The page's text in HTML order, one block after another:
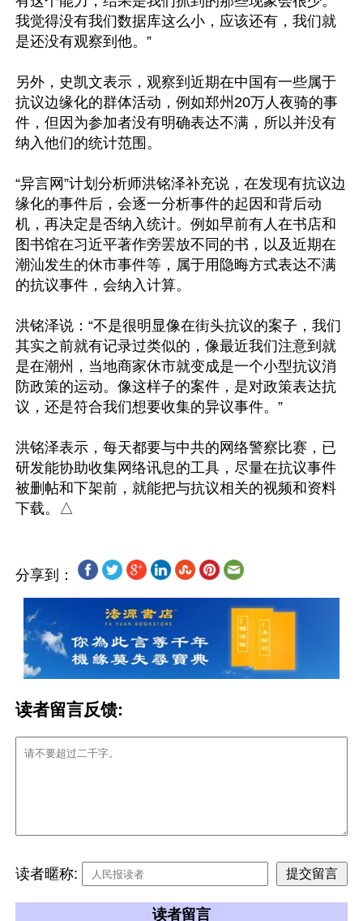
我觉得没有我们数据库这么小，应该还有，我们就
是还没有观察到他。”
另外，史凯文表示，观察到近期在中国有一些属于
抗议边缘化的群体活动，例如郑州20万人夜骑的事
件，但因为参加者没有明确表达不满，所以并没有
纳入他们的统计范围。
“异言网”计划分析师洪铭泽补充说，在发现有抗议边
缘化的事件后，会逐一分析事件的起因和背后动
机，再决定是否纳入统计。例如早前有人在书店和
图书馆在习近平著作旁罢放不同的书，以及近期在
潮汕发生的休市事件等，属于用隐晦方式表达不满
的抗议事件，会纳入计算。
洪铭泽说：“不是很明显像在街头抗议的案子，我们
其实之前就有记录过类似的，像最近我们注意到就
是在潮州，当地商家休市就变成是一个小型抗议消
防政策的运动。像这样子的案件，是对政策表达抗
议，还是符合我们想要收集的异议事件。”
洪铭泽表示，每天都要与中共的网络警察比赛，已
研发能协助收集网络讯息的工具，尽量在抗议事件
被删帖和下架前，就能把与抗议相关的视频和资料
分享到：
读者留言反馈:
读者暱称:
读者留言